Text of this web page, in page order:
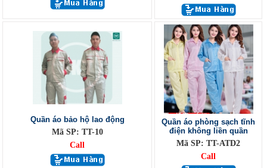
Quần áo bảo hộ lao động
Mã SP: TT-10
Call
Quần áo phòng sạch tĩnh
điện không liền quần
Mã SP: TT-ATD2
Call